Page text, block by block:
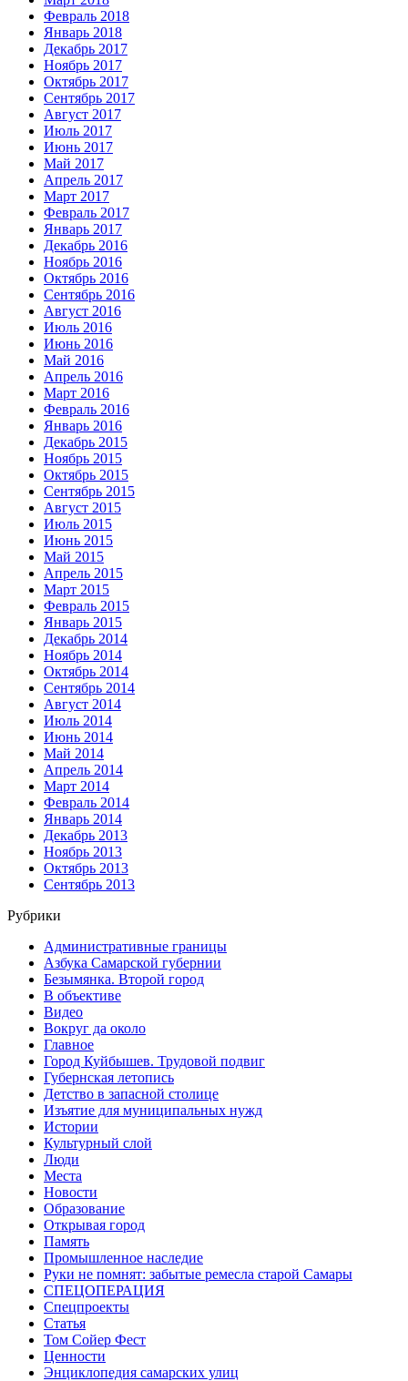
Февраль 2018
Январь 2018
Декабрь 2017
Ноябрь 2017
Октябрь 2017
Сентябрь 2017
Август 2017
Июль 2017
Июнь 2017
Май 2017
Апрель 2017
Март 2017
Февраль 2017
Январь 2017
Декабрь 2016
Ноябрь 2016
Октябрь 2016
Сентябрь 2016
Август 2016
Июль 2016
Июнь 2016
Май 2016
Апрель 2016
Март 2016
Февраль 2016
Январь 2016
Декабрь 2015
Ноябрь 2015
Октябрь 2015
Сентябрь 2015
Август 2015
Июль 2015
Июнь 2015
Май 2015
Апрель 2015
Март 2015
Февраль 2015
Январь 2015
Декабрь 2014
Ноябрь 2014
Октябрь 2014
Сентябрь 2014
Август 2014
Июль 2014
Июнь 2014
Май 2014
Апрель 2014
Март 2014
Февраль 2014
Январь 2014
Декабрь 2013
Ноябрь 2013
Октябрь 2013
Сентябрь 2013
Рубрики
Административные границы
Азбука Самарской губернии
Безымянка. Второй город
В объективе
Видео
Вокруг да около
Главное
Город Куйбышев. Трудовой подвиг
Губернская летопись
Детство в запасной столице
Изъятие для муниципальных нужд
Истории
Культурный слой
Люди
Места
Новости
Образование
Открывая город
Память
Промышленное наследие
Руки не помнят: забытые ремесла старой Самары
СПЕЦОПЕРАЦИЯ
Спецпроекты
Статья
Том Сойер Фест
Ценности
Энциклопедия самарских улиц